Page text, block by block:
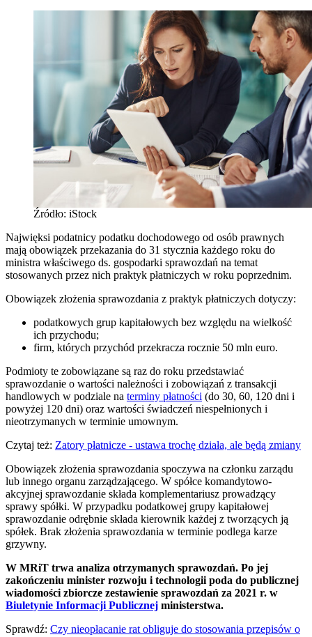
Źródło: iStock
Najwięksi podatnicy podatku dochodowego od osób prawnych
mają obowiązek przekazania do 31 stycznia każdego roku do
ministra właściwego ds. gospodarki sprawozdań na temat
stosowanych przez nich praktyk płatniczych w roku poprzednim.
Obowiązek złożenia sprawozdania z praktyk płatniczych dotyczy:
podatkowych grup kapitałowych bez względu na wielkość
ich przychodu;
firm, których przychód przekracza rocznie 50 mln euro.
Podmioty te zobowiązane są raz do roku przedstawiać
sprawozdanie o wartości należności i zobowiązań z transakcji
handlowych w podziale na terminy płatności (do 30, 60, 120 dni i
powyżej 120 dni) oraz wartości świadczeń niespełnionych i
nieotrzymanych w terminie umownym.
Czytaj też: Zatory płatnicze - ustawa trochę działa, ale będą zmiany
Obowiązek złożenia sprawozdania spoczywa na członku zarządu
lub innego organu zarządzającego. W spółce komandytowo-
akcyjnej sprawozdanie składa komplementariusz prowadzący
sprawy spółki. W przypadku podatkowej grupy kapitałowej
sprawozdanie odrębnie składa kierownik każdej z tworzących ją
spółek. Brak złożenia sprawozdania w terminie podlega karze
grzywny.
W MRiT trwa analiza otrzymanych sprawozdań. Po jej
zakończeniu minister rozwoju i technologii poda do publicznej
wiadomości zbiorcze zestawienie sprawozdań za 2021 r. w
Biuletynie Informacji Publicznej ministerstwa.
Sprawdź: Czy nieopłacanie rat obliguje do stosowania przepisów o